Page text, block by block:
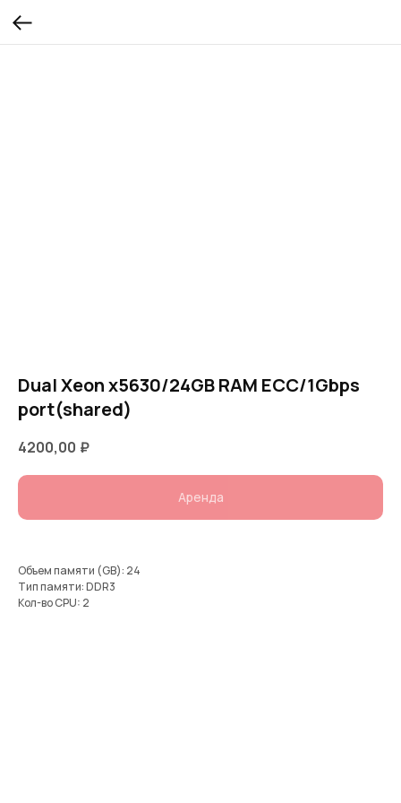
Dual Xeon x5630/24GB RAM ECC/1Gbps
port(shared)
4200,00 ₽
Аренда
Объем памяти (GB): 24
Тип памяти: DDR3
Кол-во CPU: 2